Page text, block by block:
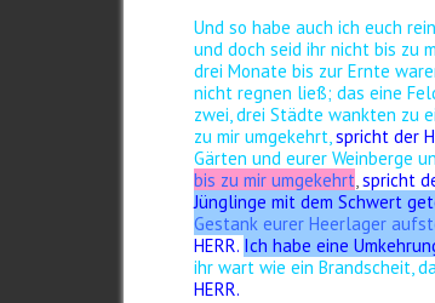
Und so habe auch ich euch
und doch seid ihr nicht bis zu
drei Monate bis zur Ernte
nicht regnen ließ; das eine
zwei, drei Städte wankten zu
zu mir umgekehrt, spricht der
Gärten und eurer Weinberge
bis zu mir umgekehrt,spricht
Jünglinge mit dem Schwert
Gestank eurer Heerlager
HERR. Ich habe eine
ihr wart wie ein Brandscheit,
HERR.